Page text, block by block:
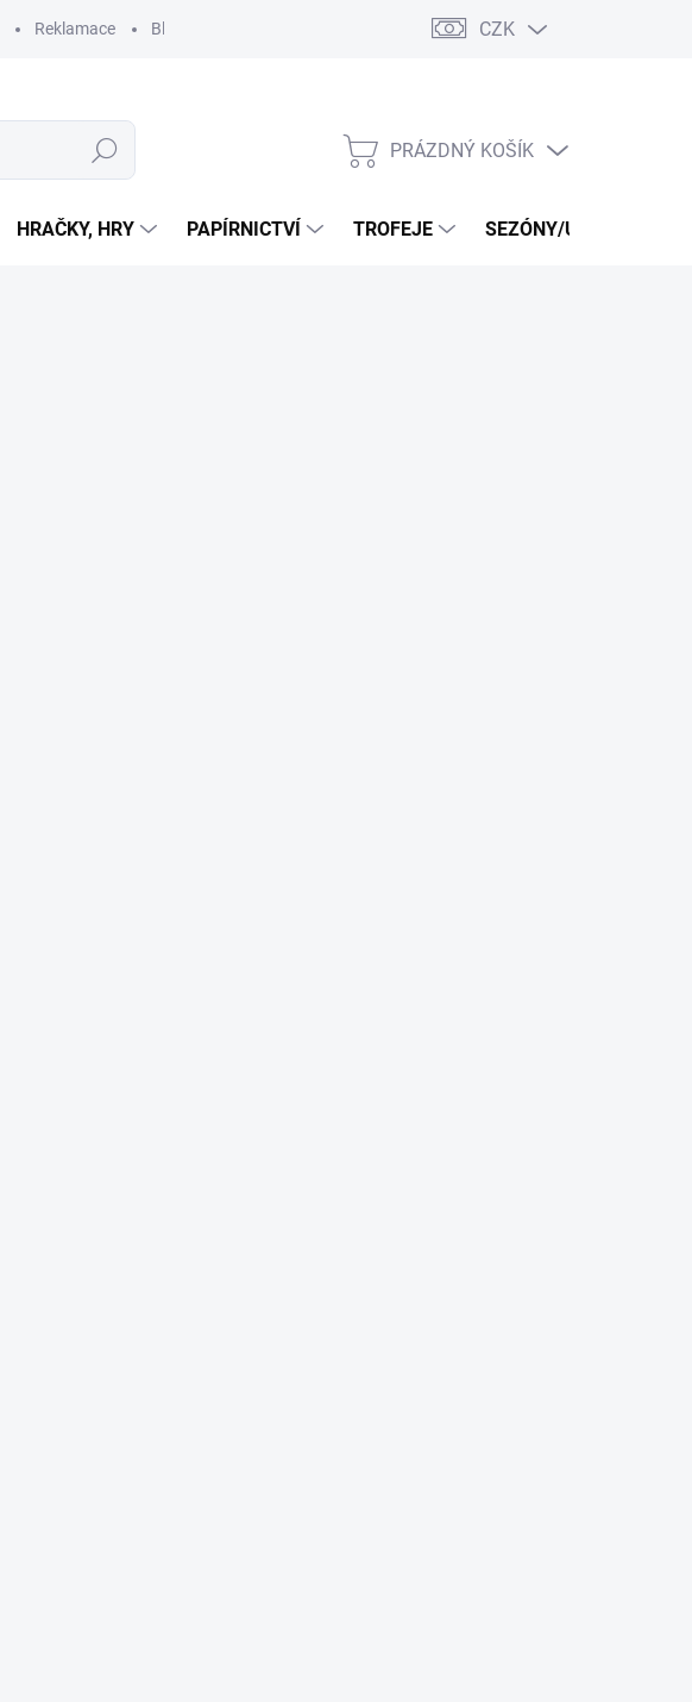
Reklamace Blog CZK
Hledat
NÁKUPNÍ
PRÁZDNÝ KOŠÍK
HRAČKY, HRY PAPÍRNICTVÍ TROFEJE SEZÓNY/UDÁLOSTI